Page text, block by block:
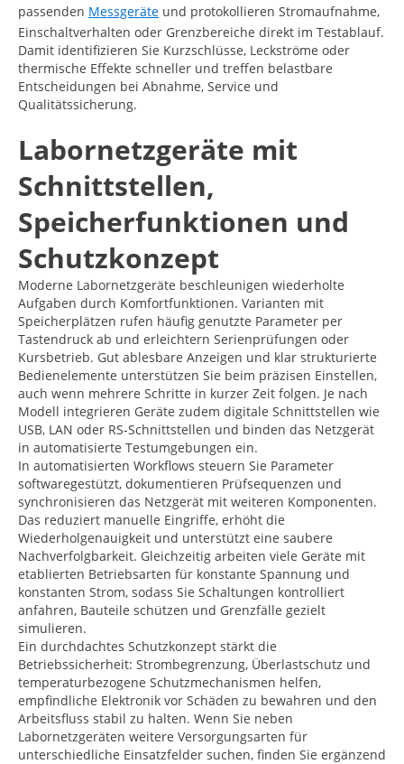
passenden Messgeräte und protokollieren Stromaufnahme,
Einschaltverhalten oder Grenzbereiche direkt im Testablauf.
Damit identifizieren Sie Kurzschlüsse, Leckströme oder
thermische Effekte schneller und treffen belastbare
Entscheidungen bei Abnahme, Service und
Qualitätssicherung.
Labornetzgeräte mit
Schnittstellen,
Speicherfunktionen und
Schutzkonzept
Moderne Labornetzgeräte beschleunigen wiederholte
Aufgaben durch Komfortfunktionen. Varianten mit
Speicherplätzen rufen häufig genutzte Parameter per
Tastendruck ab und erleichtern Serienprüfungen oder
Kursbetrieb. Gut ablesbare Anzeigen und klar strukturierte
Bedienelemente unterstützen Sie beim präzisen Einstellen,
auch wenn mehrere Schritte in kurzer Zeit folgen. Je nach
Modell integrieren Geräte zudem digitale Schnittstellen wie
USB, LAN oder RS‑Schnittstellen und binden das Netzgerät
in automatisierte Testumgebungen ein.
In automatisierten Workflows steuern Sie Parameter
softwaregestützt, dokumentieren Prüfsequenzen und
synchronisieren das Netzgerät mit weiteren Komponenten.
Das reduziert manuelle Eingriffe, erhöht die
Wiederholgenauigkeit und unterstützt eine saubere
Nachverfolgbarkeit. Gleichzeitig arbeiten viele Geräte mit
etablierten Betriebsarten für konstante Spannung und
konstanten Strom, sodass Sie Schaltungen kontrolliert
anfahren, Bauteile schützen und Grenzfälle gezielt
simulieren.
Ein durchdachtes Schutzkonzept stärkt die
Betriebssicherheit: Strombegrenzung, Überlastschutz und
temperaturbezogene Schutzmechanismen helfen,
empfindliche Elektronik vor Schäden zu bewahren und den
Arbeitsfluss stabil zu halten. Wenn Sie neben
Labornetzgeräten weitere Versorgungsarten für
unterschiedliche Einsatzfelder suchen, finden Sie ergänzend